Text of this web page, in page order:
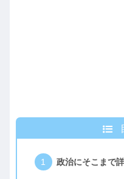
政治にそこまで